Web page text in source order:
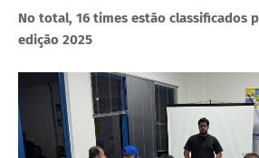
No total, 16 times estão classificados
edição 2025